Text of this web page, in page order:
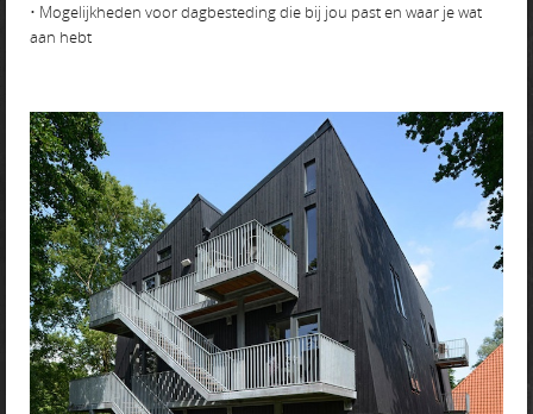
• Mogelijkheden voor dagbesteding die bij jou past en waar je wat
aan hebt